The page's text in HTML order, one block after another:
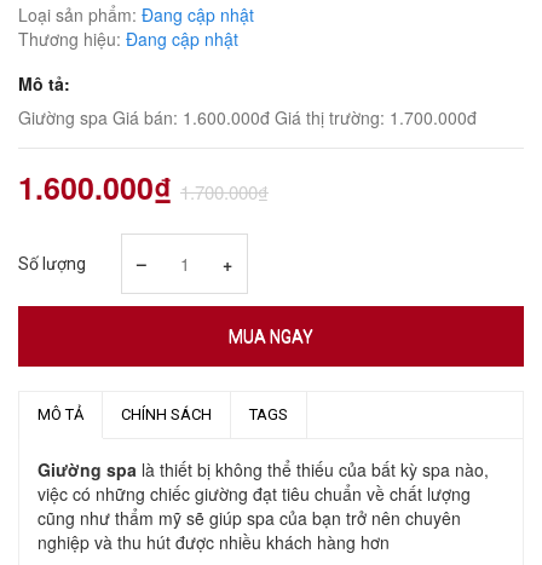
Loại sản phẩm: Đang cập nhật
Thương hiệu: Đang cập nhật
Mô tả:
Giường spa Giá bán: 1.600.000đ Giá thị trường: 1.700.000đ
1.600.000₫ 1.700.000₫
Số lượng – +
MUA NGAY
MÔ TẢ CHÍNH SÁCH TAGS
Giường spa là thiết bị không thể thiếu của bất kỳ spa nào,
việc có những chiếc giường đạt tiêu chuẩn về chất lượng
cũng như thẩm mỹ sẽ giúp spa của bạn trở nên chuyên
nghiệp và thu hút được nhiều khách hàng hơn